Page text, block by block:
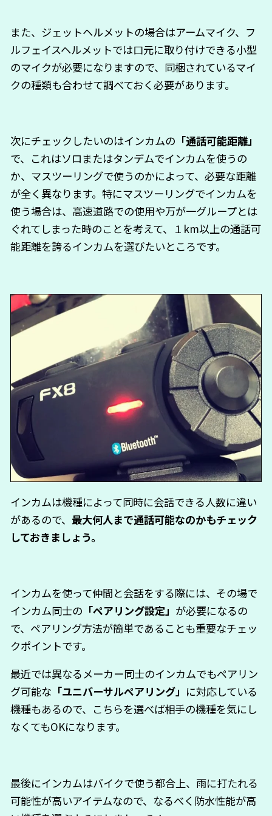
また、ジェットヘルメットの場合はアームマイク、フ
ルフェイスヘルメットでは口元に取り付けできる小型
のマイクが必要になりますので、同梱されているマイ
クの種類も合わせて調べておく必要があります。
次にチェックしたいのはインカムの 「通話可能距離」
で、これはソロまたはタンデムでインカムを使うの
か、マスツーリングで使うのかによって、必要な距離
が全く異なります。特にマスツーリングでインカムを
使う場合は、高速道路での使用や万が一グループとは
ぐれてしまった時のことを考えて、１km以上の通話可
能距離を誇るインカムを選びたいところです。
インカムは機種によって同時に会話できる人数に違い
があるので、 最大何人まで通話可能なのかもチェック
しておきましょう。
インカムを使って仲間と会話をする際には、その場で
インカム同士の 「ペアリング設定」 が必要になるの
で、ペアリング方法が簡単であることも重要なチェッ
クポイントです。
最近では異なるメーカー同士のインカムでもペアリン
グ可能な 「ユニバーサルペアリング」 に対応している
機種もあるので、こちらを選べば相手の機種を気にし
なくてもOKになります。
最後にインカムはバイクで使う都合上、雨に打たれる
可能性が高いアイテムなので、なるべく防水性能が高